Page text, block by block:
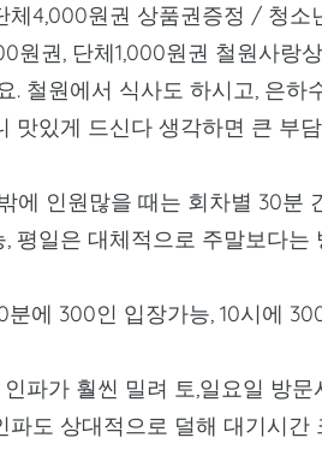
4,000원권 상품권증정 / 청소
원권, 단체1,000원권 철원사랑
. 철원에서 식사도 하시고, 은하
맛있게 드신다 생각하면 큰 부
에 인원많을 때는 회차별 30분
평일은 대체적으로 주말보다는
에 300인 입장가능, 10시에
파가 훨씬 밀려 토,일요일 방
도 상대적으로 덜해 대기시간